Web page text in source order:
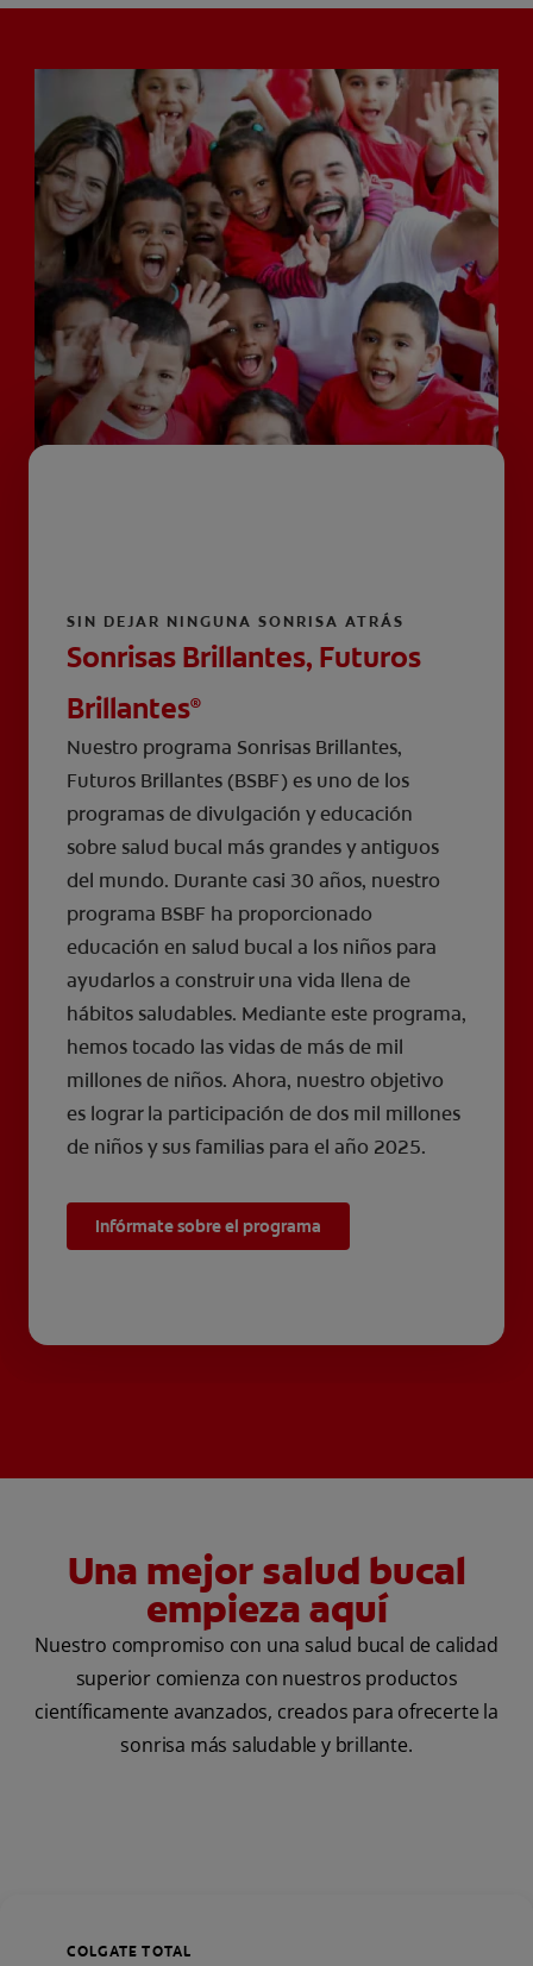
SIN DEJAR NINGUNA SONRISA ATRÁS
Sonrisas Brillantes, Futuros
Brillantes®
Nuestro programa Sonrisas Brillantes,
Futuros Brillantes (BSBF) es uno de los
programas de divulgación y educación
sobre salud bucal más grandes y antiguos
del mundo. Durante casi 30 años, nuestro
programa BSBF ha proporcionado
educación en salud bucal a los niños para
ayudarlos a construir una vida llena de
hábitos saludables. Mediante este programa,
hemos tocado las vidas de más de mil
millones de niños. Ahora, nuestro objetivo
es lograr la participación de dos mil millones
de niños y sus familias para el año 2025.
Infórmate sobre el programa
Una mejor salud bucal
empieza aquí
Nuestro compromiso con una salud bucal de calidad
superior comienza con nuestros productos
científicamente avanzados, creados para ofrecerte la
sonrisa más saludable y brillante.
COLGATE TOTAL